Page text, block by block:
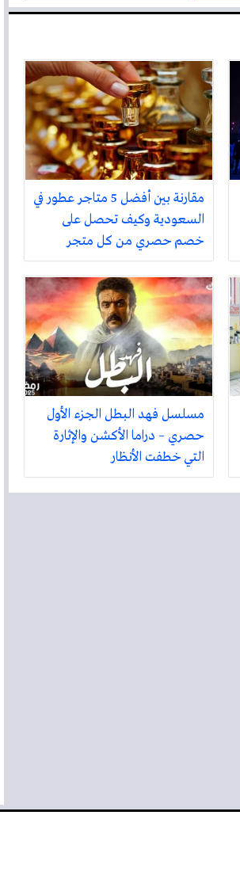
مقارنة بين أفضل 5 متاجر عطور في
السعودية وكيف تحصل على
خصم حصري من كل متجر
مسلسل فهد البطل الجزء الأول
حصري – دراما الأكشن والإثارة
التي خطفت الأنظار